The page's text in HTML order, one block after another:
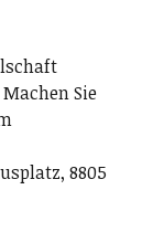
Sie
8805